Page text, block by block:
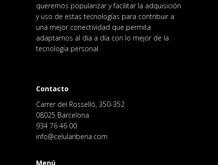
queremos popularizar y facilitar la adquisición
y uso de estas tecnologías para contribuir a
una mejor conectividad que permita
adaptarnos al día a día con lo mejor de la
tecnología personal.
Contacto
Carrer del Rosselló, 350-352
08025 Barcelona
934 76 46 00
info@celulariberia.com
Menú